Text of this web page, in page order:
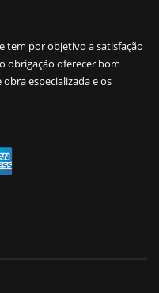
tem por objetivo a satisfação
obrigação oferecer bom
especializada e os